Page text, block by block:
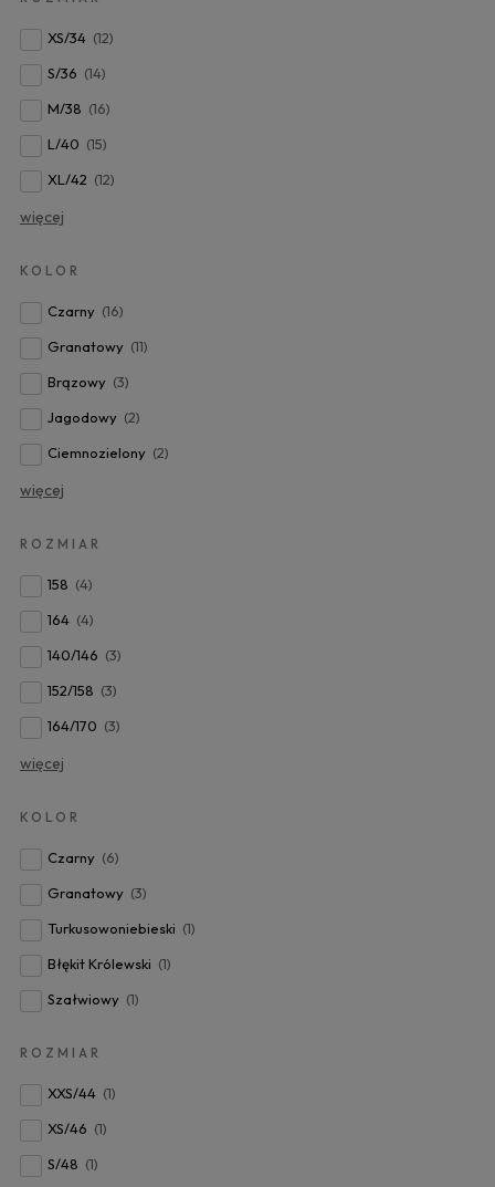
XS/34 (12)
S/36 (14)
M/38 (16)
L/40 (15)
XL/42 (12)
więcej
KOLOR
Czarny (16)
Granatowy (11)
Brązowy (3)
Jagodowy (2)
Ciemnozielony (2)
więcej
ROZMIAR
158 (4)
164 (4)
140/146 (3)
152/158 (3)
164/170 (3)
więcej
KOLOR
Czarny (6)
Granatowy (3)
Turkusowoniebieski (1)
Błękit Królewski (1)
Szałwiowy (1)
ROZMIAR
XXS/44 (1)
XS/46 (1)
S/48 (1)